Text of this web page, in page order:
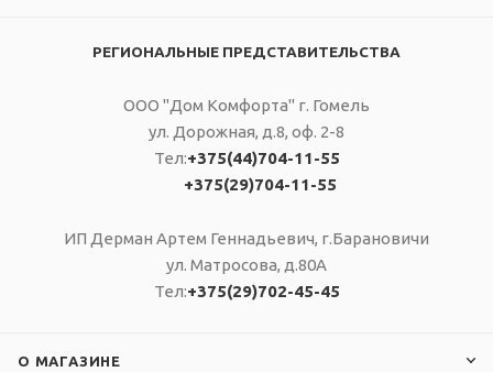
РЕГИОНАЛЬНЫЕ ПРЕДСТАВИТЕЛЬСТВА
ООО "Дом Комфорта" г. Гомель
ул. Дорожная, д.8, оф. 2-8
Тел:+375(44)704-11-55
+375(29)704-11-55
ИП Дерман Артем Геннадьевич, г.Барановичи
ул. Матросова, д.80А
Тел:+375(29)702-45-45
О МАГАЗИНЕ